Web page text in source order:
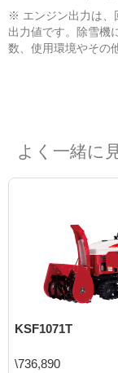
※ エンジン出力は、
出力値です。除雪機
数、使用環境やその
よく一緒に
KSF1071T
\736,890